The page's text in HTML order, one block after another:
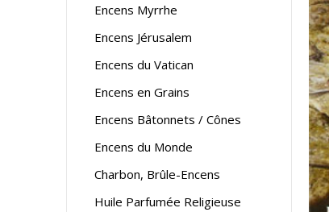
Encens Myrrhe
Encens Jérusalem
Encens du Vatican
Encens en Grains
Encens Bâtonnets / Cônes
Encens du Monde
Charbon, Brûle-Encens
Huile Parfumée Religieuse